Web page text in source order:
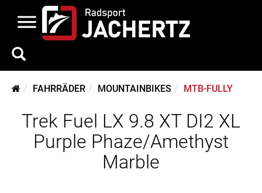
FAHRRÄDER MOUNTAINBIKES MTB-FULLY
Trek Fuel LX 9.8 XT DI2 XL
Purple Phaze/Amethyst
Marble